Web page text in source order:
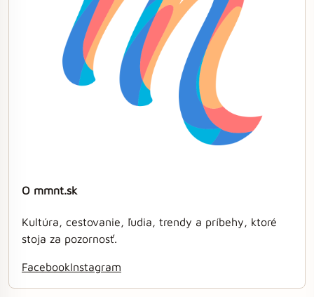
O mmnt.sk
Kultúra, cestovanie, ľudia, trendy a príbehy, ktoré
stoja za pozornosť.
FacebookInstagram